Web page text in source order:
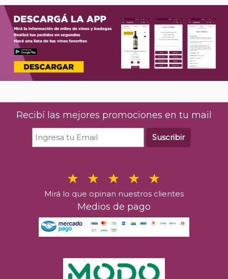
Recibí las mejores promociones en tu mail
Suscribir
Mirá lo que opinan nuestros clientes
Medios de pago